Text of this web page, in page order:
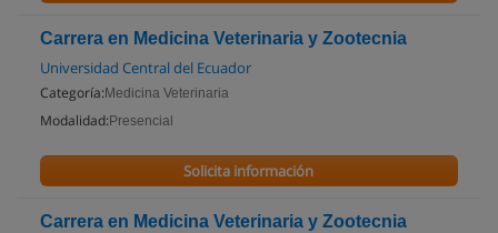
Carrera en Medicina Veterinaria y Zootecnia
Universidad Central del Ecuador
Categoría: Medicina Veterinaria
Modalidad: Presencial
Solicita información
Carrera en Medicina Veterinaria y Zootecnia